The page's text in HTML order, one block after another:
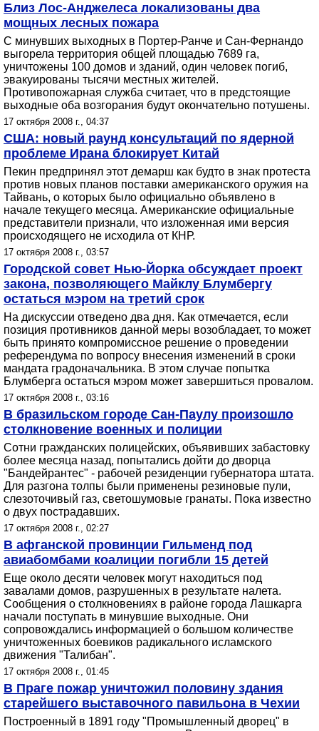
Близ Лос-Анджелеса локализованы два
мощных лесных пожара
С минувших выходных в Портер-Ранче и Сан-Фернандо
выгорела территория общей площадью 7689 га,
уничтожены 100 домов и зданий, один человек погиб,
эвакуированы тысячи местных жителей.
Противопожарная служба считает, что в предстоящие
выходные оба возгорания будут окончательно потушены.
17 октября 2008 г., 04:37
США: новый раунд консультаций по ядерной
проблеме Ирана блокирует Китай
Пекин предпринял этот демарш как будто в знак протеста
против новых планов поставки американского оружия на
Тайвань, о которых было официально объявлено в
начале текущего месяца. Американские официальные
представители признали, что изложенная ими версия
происходящего не исходила от КНР.
17 октября 2008 г., 03:57
Городской совет Нью-Йорка обсуждает проект
закона, позволяющего Майклу Блумбергу
остаться мэром на третий срок
На дискуссии отведено два дня. Как отмечается, если
позиция противников данной меры возобладает, то может
быть принято компромиссное решение о проведении
референдума по вопросу внесения изменений в сроки
мандата градоначальника. В этом случае попытка
Блумберга остаться мэром может завершиться провалом.
17 октября 2008 г., 03:16
В бразильском городе Сан-Паулу произошло
столкновение военных и полиции
Сотни гражданских полицейских, объявивших забастовку
более месяца назад, попытались дойти до дворца
"Бандейрантес" - рабочей резиденции губернатора штата.
Для разгона толпы были применены резиновые пули,
слезоточивый газ, светошумовые гранаты. Пока известно
о двух пострадавших.
17 октября 2008 г., 02:27
В афганской провинции Гильменд под
авиабомбами коалиции погибли 15 детей
Еще около десяти человек могут находиться под
завалами домов, разрушенных в результате налета.
Сообщения о столкновениях в районе города Лашкарга
начали поступать в минувшие выходные. Они
сопровождались информацией о большом количестве
уничтоженных боевиков радикального исламского
движения "Талибан".
17 октября 2008 г., 01:45
В Праге пожар уничтожил половину здания
старейшего выставочного павильона в Чехии
Построенный в 1891 году "Промышленный дворец" в